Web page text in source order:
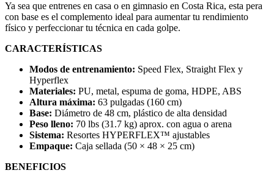
Ya sea que entrenes en casa o en gimnasio en Costa Rica, esta pera
con base es el complemento ideal para aumentar tu rendimiento
físico y perfeccionar tu técnica en cada golpe.
CARACTERÍSTICAS
Modos de entrenamiento: Speed Flex, Straight Flex y
Hyperflex
Materiales: PU, metal, espuma de goma, HDPE, ABS
Altura máxima: 63 pulgadas (160 cm)
Base: Diámetro de 48 cm, plástico de alta densidad
Peso lleno: 70 lbs (31.7 kg) aprox. con agua o arena
Sistema: Resortes HYPERFLEX™ ajustables
Empaque: Caja sellada (50 × 48 × 25 cm)
BENEFICIOS